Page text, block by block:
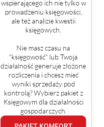
wspierającego ich nie tylko w
prowadzeniu księgowości,
ale też analizie kwestii
księgowych.
Nie masz czasu na
"księgowość" lub Twoja
działalność generuje złożone
rozliczenia i chcesz mieć
wyniki sprzedaży pod
kontrolą? Wybierz pakiet z
Księgowym dla działalności
gospodarczych.